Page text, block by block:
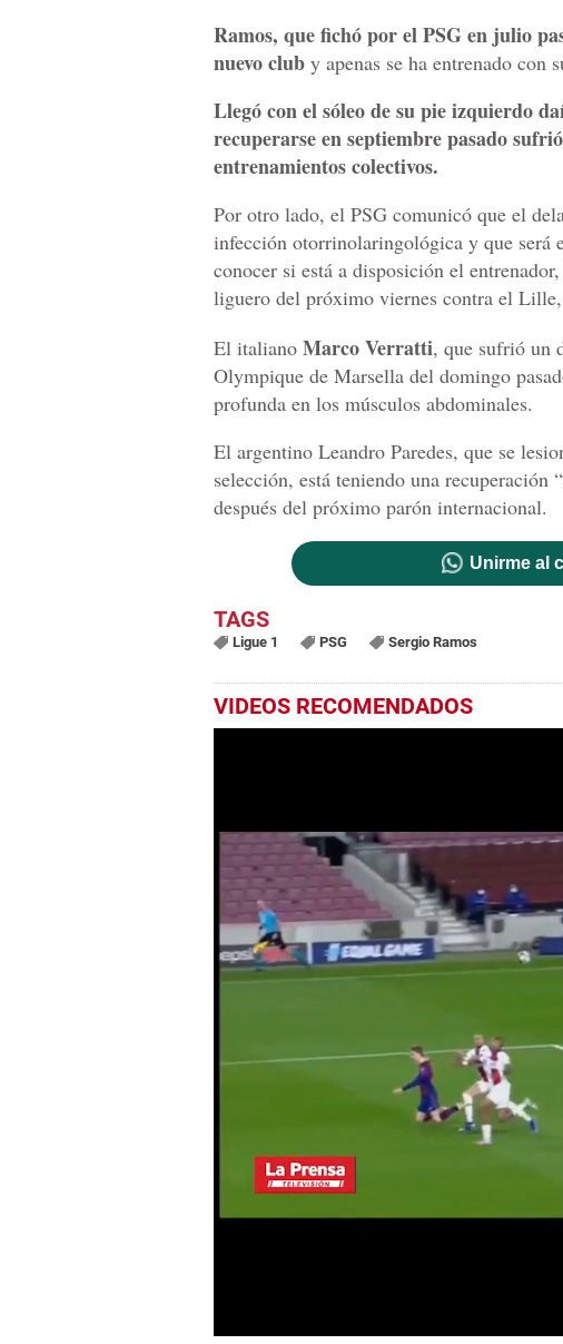
Ramos, que fichó por el PSG en julio
nuevo club y apenas se ha entrenado con
Llegó con el sóleo de su pie izquierdo
recuperarse en septiembre pasado
entrenamientos colectivos.
Por otro lado, el PSG comunicó que el
infección otorrinolaringológica y que será
conocer si está a disposición el
liguero del próximo viernes contra el
El italiano Marco Verratti, que sufrió un
Olympique de Marsella del domingo
profunda en los músculos abdominales.
El argentino Leandro Paredes, que se
selección, está teniendo una recuperación
después del próximo parón internacional.
Unirme al
Ligue 1 PSG Sergio Ramos
VIDEOS RECOMENDADOS
seconds